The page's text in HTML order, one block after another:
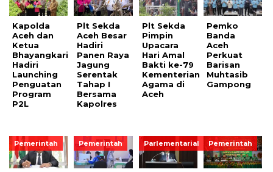
Kapolda
Aceh dan
Ketua
Bhayangkari
Hadiri
Launching
Penguatan
Program
P2L
Plt Sekda
Aceh Besar
Hadiri
Panen Raya
Jagung
Serentak
Tahap I
Bersama
Kapolres
Plt Sekda
Pimpin
Upacara
Hari Amal
Bakti ke-79
Kementerian
Agama di
Aceh
Pemko
Banda
Aceh
Perkuat
Barisan
Muhtasib
Gampong
Pemerintah Pemerintah Parlementarial Pemerintah